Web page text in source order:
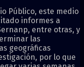
Público, este medio
informes a
entre otras, y
las
geográficas
por lo que